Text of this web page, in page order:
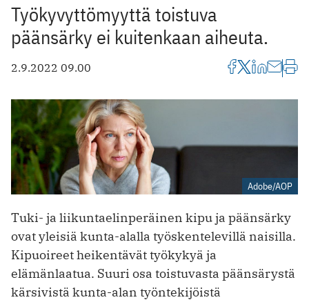
Työkyvyttömyyttä toistuva
päänsärky ei kuitenkaan aiheuta.
2.9.2022 09.00
Adobe/AOP
Tuki- ja liikuntaelinperäinen kipu ja päänsärky
ovat yleisiä kunta-alalla työskentelevillä naisilla.
Kipuoireet heikentävät työkykyä ja
elämänlaatua. Suuri osa toistuvasta päänsärystä
kärsivistä kunta-alan työntekijöistä